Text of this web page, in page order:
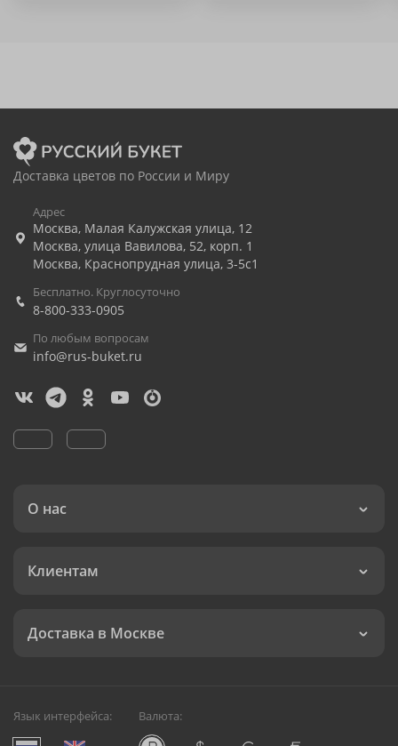
Доставка цветов по России и Миру
Адрес
Москва, Малая Калужская улица, 12
Москва, улица Вавилова, 52, корп. 1
Москва, Краснопрудная улица, 3-5с1
Бесплатно. Круглосуточно
8-800-333-0905
По любым вопросам
info@rus-buket.ru
О нас
Клиентам
Доставка в Москве
Язык интерфейса: Валюта: